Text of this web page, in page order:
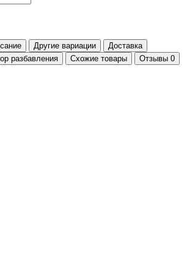
Другие вариации
Доставка
разбавления Схожие товары Отзывы 0